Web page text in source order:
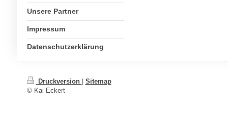
Unsere Partner
Impressum
Datenschutzerklärung
Druckversion
Sitemap
© Kai Eckert